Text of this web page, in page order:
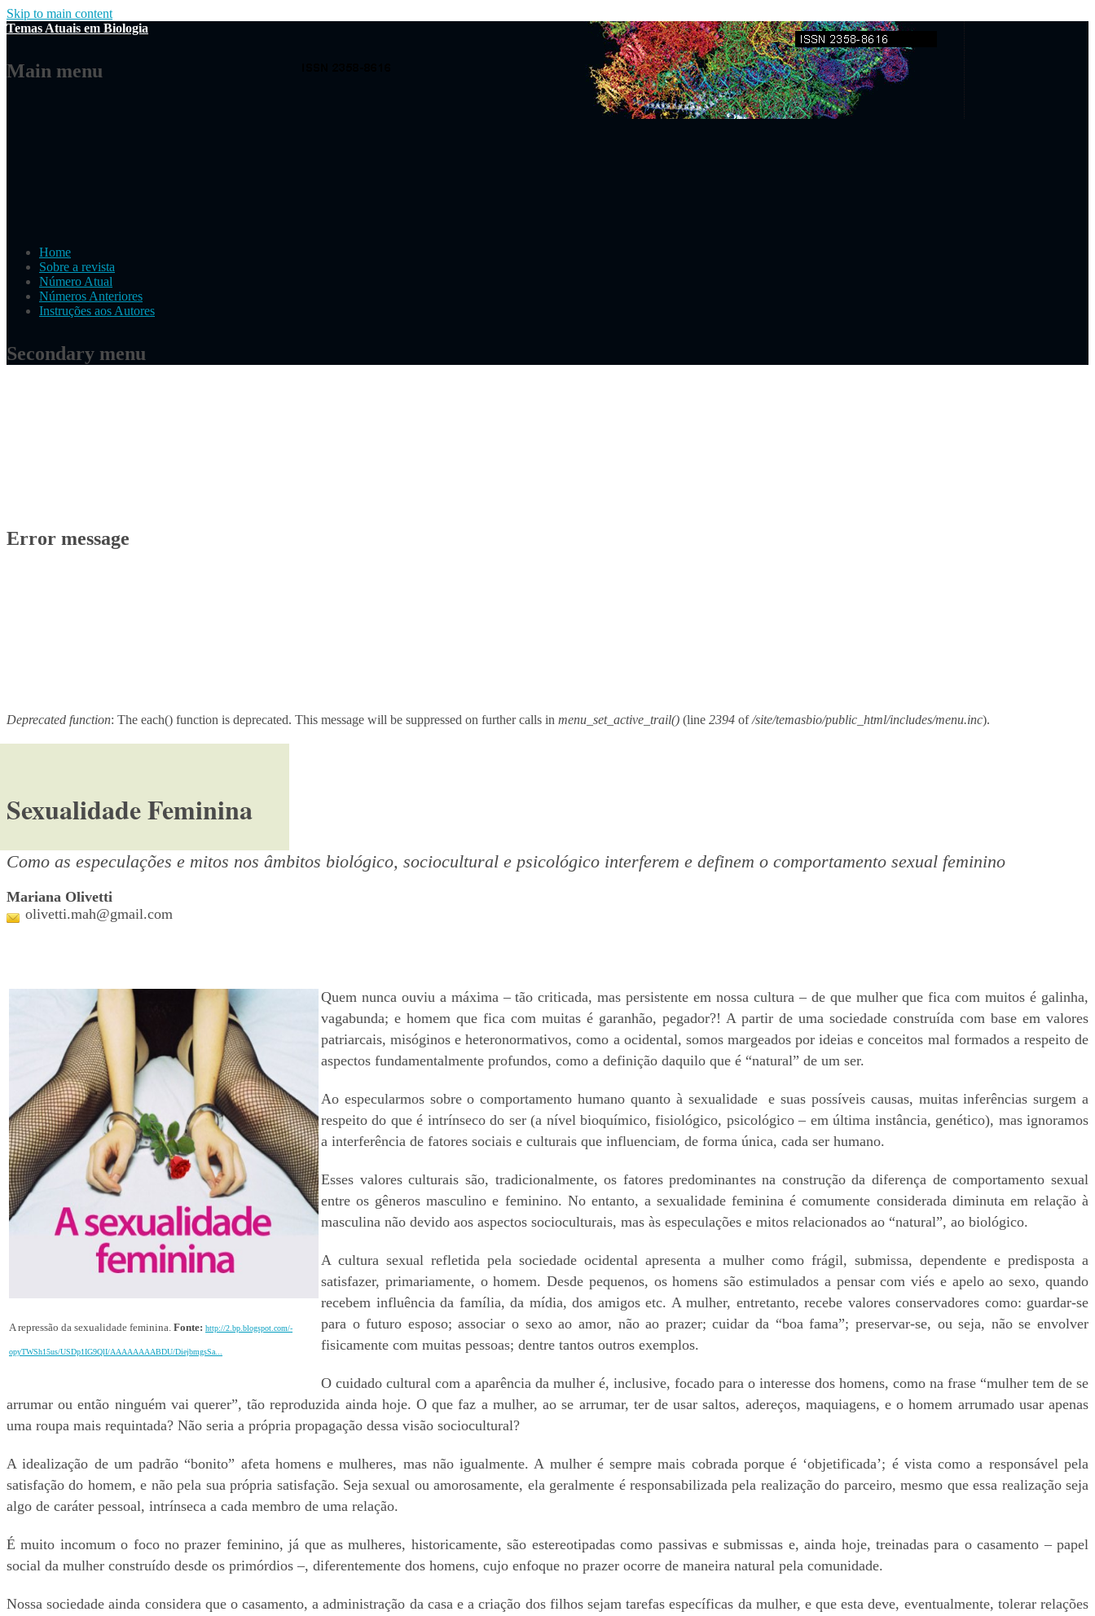
Skip to main content
Temas Atuais em Biologia
Main menu
Home
Sobre a revista
Número Atual
Números Anteriores
Instruções aos Autores
Secondary menu
Error message
Deprecated function: The each() function is deprecated. This message will be suppressed on further calls in menu_set_active_trail() (line 2394 of/site/temasbio/public_html/includes/menu.inc).
Sexualidade Feminina
Como as especulações e mitos nos âmbitos biológico, sociocultural e psicológico interferem e definem o comportamento sexual feminino
Mariana Olivetti
olivetti.mah@gmail.com
A repressão da sexualidade feminina. Fonte: http://2.bp.blogspot.com/-
opyTWSh15us/USDp1IG9QlI/AAAAAAAABDU/DiejbmgsSa...
Quem nunca ouviu a máxima – tão criticada, mas persistente em nossa cultura – de que mulher que fica com muitos é galinha,
vagabunda; e homem que fica com muitas é garanhão, pegador?! A partir de uma sociedade construída com base em valores
patriarcais, misóginos e heteronormativos, como a ocidental, somos margeados por ideias e conceitos mal formados a respeito de
aspectos fundamentalmente profundos, como a definição daquilo que é “natural” de um ser.
Ao especularmos sobre o comportamento humano quanto à sexualidade e suas possíveis causas, muitas inferências surgem a
respeito do que é intrínseco do ser (a nível bioquímico, fisiológico, psicológico – em última instância, genético), mas ignoramos
a interferência de fatores sociais e culturais que influenciam, de forma única, cada ser humano.
Esses valores culturais são, tradicionalmente, os fatores predominantes na construção da diferença de comportamento sexual
entre os gêneros masculino e feminino. No entanto, a sexualidade feminina é comumente considerada diminuta em relação à
masculina não devido aos aspectos socioculturais, mas às especulações e mitos relacionados ao “natural”, ao biológico.
A cultura sexual refletida pela sociedade ocidental apresenta a mulher como frágil, submissa, dependente e predisposta a
satisfazer, primariamente, o homem. Desde pequenos, os homens são estimulados a pensar com viés e apelo ao sexo, quando
recebem influência da família, da mídia, dos amigos etc. A mulher, entretanto, recebe valores conservadores como: guardar-se
para o futuro esposo; associar o sexo ao amor, não ao prazer; cuidar da “boa fama”; preservar-se, ou seja, não se envolver
fisicamente com muitas pessoas; dentre tantos outros exemplos.
O cuidado cultural com a aparência da mulher é, inclusive, focado para o interesse dos homens, como na frase “mulher tem de se
arrumar ou então ninguém vai querer”, tão reproduzida ainda hoje. O que faz a mulher, ao se arrumar, ter de usar saltos, adereços, maquiagens, e o homem arrumado usar apenas
uma roupa mais requintada? Não seria a própria propagação dessa visão sociocultural?
A idealização de um padrão “bonito” afeta homens e mulheres, mas não igualmente. A mulher é sempre mais cobrada porque é ‘objetificada’; é vista como a responsável pela
satisfação do homem, e não pela sua própria satisfação. Seja sexual ou amorosamente, ela geralmente é responsabilizada pela realização do parceiro, mesmo que essa realização seja
algo de caráter pessoal, intrínseca a cada membro de uma relação.
É muito incomum o foco no prazer feminino, já que as mulheres, historicamente, são estereotipadas como passivas e submissas e, ainda hoje, treinadas para o casamento – papel
social da mulher construído desde os primórdios –, diferentemente dos homens, cujo enfoque no prazer ocorre de maneira natural pela comunidade.
Nossa sociedade ainda considera que o casamento, a administração da casa e a criação dos filhos sejam tarefas específicas da mulher, e que esta deve, eventualmente, tolerar relações